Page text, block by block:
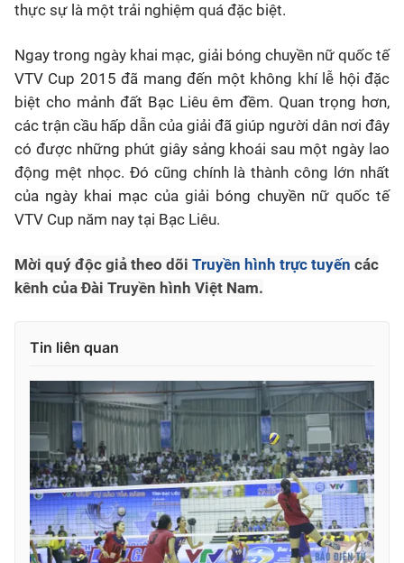
thực sự là một trải nghiệm quá đặc biệt.
Ngay trong ngày khai mạc, giải bóng chuyền nữ quốc tế
VTV Cup 2015 đã mang đến một không khí lễ hội đặc
biệt cho mảnh đất Bạc Liêu êm đềm. Quan trọng hơn,
các trận cầu hấp dẫn của giải đã giúp người dân nơi đây
có được những phút giây sảng khoái sau một ngày lao
động mệt nhọc. Đó cũng chính là thành công lớn nhất
của ngày khai mạc của giải bóng chuyền nữ quốc tế
VTV Cup năm nay tại Bạc Liêu.
Mời quý độc giả theo dõi Truyền hình trực tuyến các
kênh của Đài Truyền hình Việt Nam.
Tin liên quan